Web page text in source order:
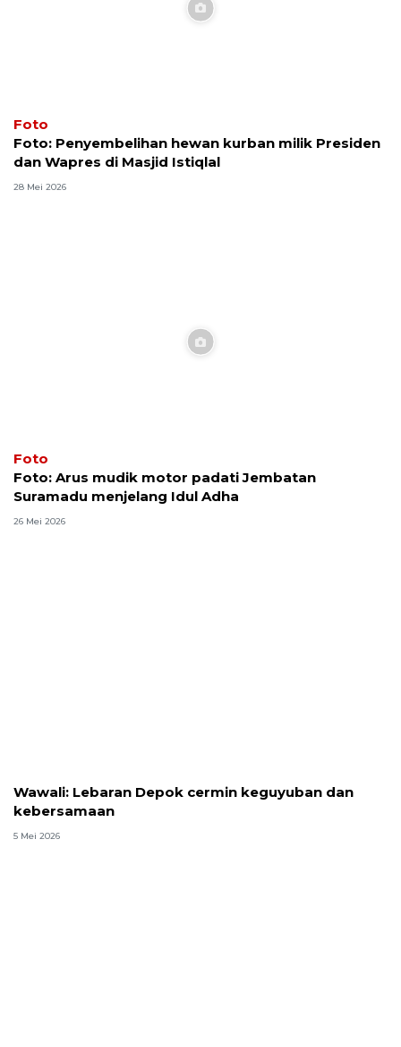
Foto
Foto: Penyembelihan hewan kurban milik Presiden
dan Wapres di Masjid Istiqlal
28 Mei 2026
Foto
Foto: Arus mudik motor padati Jembatan
Suramadu menjelang Idul Adha
26 Mei 2026
Wawali: Lebaran Depok cermin keguyuban dan
kebersamaan
5 Mei 2026